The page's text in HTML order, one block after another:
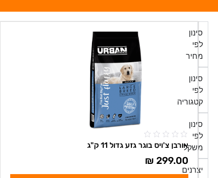
סינון
לפי
מחיר
סינון
לפי
קטגוריה
סינון
לפי
משקל
יצרנים
אורבן צ'ויס בוגר גזע גדול 11 ק"ג
299.00
₪